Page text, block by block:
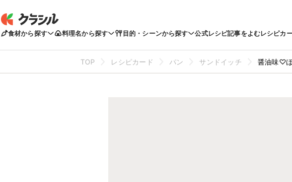
食材から探す 料理名から探す 目的・シーンから探す 公式レシピ記事をよむレシピカ
TOP レシピカード パン サンドイッチ 醤油味♡